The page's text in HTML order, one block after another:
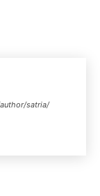
satria/